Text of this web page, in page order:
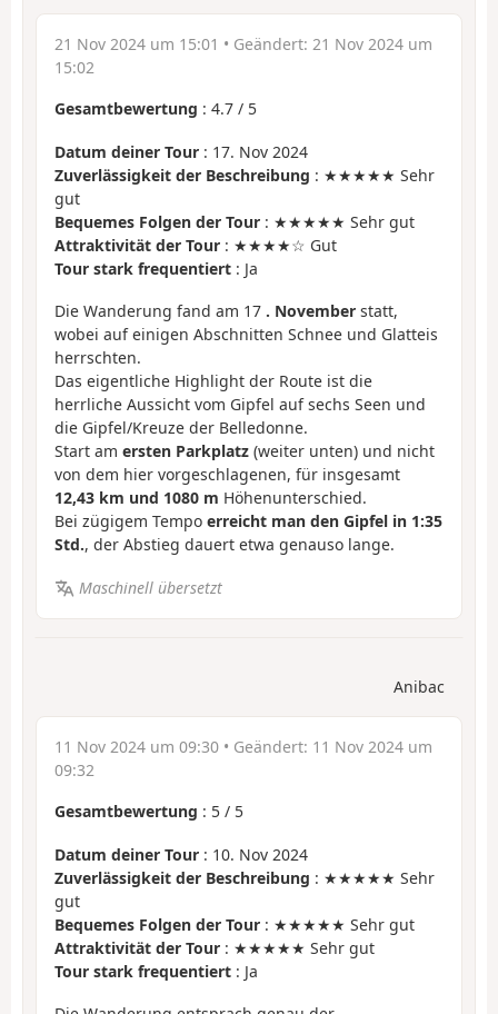
21 Nov 2024 um 15:01 • Geändert: 21 Nov 2024 um
15:02
Gesamtbewertung : 4.7 / 5
Datum deiner Tour : 17. Nov 2024
Zuverlässigkeit der Beschreibung : ★★★★★ Sehr
gut
Bequemes Folgen der Tour : ★★★★★ Sehr gut
Attraktivität der Tour : ★★★★☆ Gut
Tour stark frequentiert : Ja
Die Wanderung fand am 17 . November statt,
wobei auf einigen Abschnitten Schnee und Glatteis
herrschten.
Das eigentliche Highlight der Route ist die
herrliche Aussicht vom Gipfel auf sechs Seen und
die Gipfel/Kreuze der Belledonne.
Start am ersten Parkplatz (weiter unten) und nicht
von dem hier vorgeschlagenen, für insgesamt
12,43 km und 1080 m Höhenunterschied.
Bei zügigem Tempo erreicht man den Gipfel in 1:35
Std., der Abstieg dauert etwa genauso lange.
Maschinell übersetzt
Anibac
11 Nov 2024 um 09:30 • Geändert: 11 Nov 2024 um
09:32
Gesamtbewertung : 5 / 5
Datum deiner Tour : 10. Nov 2024
Zuverlässigkeit der Beschreibung : ★★★★★ Sehr
gut
Bequemes Folgen der Tour : ★★★★★ Sehr gut
Attraktivität der Tour : ★★★★★ Sehr gut
Tour stark frequentiert : Ja